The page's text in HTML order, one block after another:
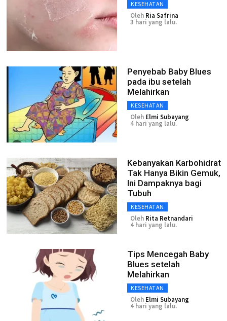
KESEHATAN
Oleh Ria Safrina
3 hari yang lalu.
Penyebab Baby Blues
pada ibu setelah
Melahirkan
KESEHATAN
Oleh Elmi Subayang
4 hari yang lalu.
Kebanyakan Karbohidrat
Tak Hanya Bikin Gemuk,
Ini Dampaknya bagi
Tubuh
KESEHATAN
Oleh Rita Retnandari
4 hari yang lalu.
Tips Mencegah Baby
Blues setelah
Melahirkan
KESEHATAN
Oleh Elmi Subayang
4 hari yang lalu.